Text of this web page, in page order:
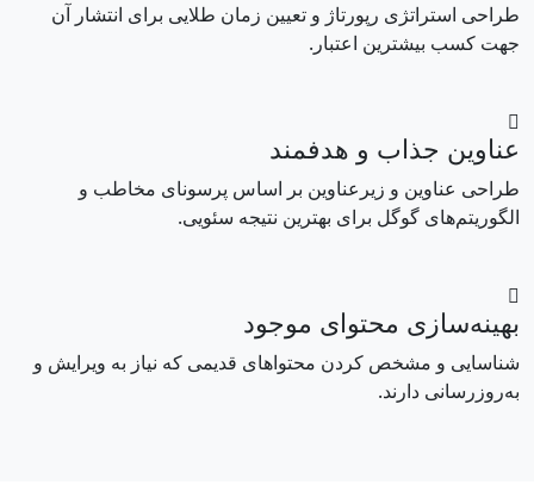
طراحی استراتژی رپورتاژ و تعیین زمان طلایی برای انتشار آن
جهت کسب بیشترین اعتبار.
عناوین جذاب و هدفمند
طراحی عناوین و زیرعناوین بر اساس پرسونای مخاطب و
الگوریتم‌های گوگل برای بهترین نتیجه سئویی.
بهینه‌سازی محتوای موجود
شناسایی و مشخص کردن محتواهای قدیمی که نیاز به ویرایش و
به‌روزرسانی دارند.